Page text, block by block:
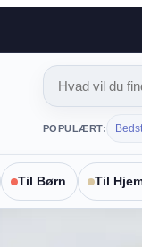
POPULÆRT:
Til Børn Til